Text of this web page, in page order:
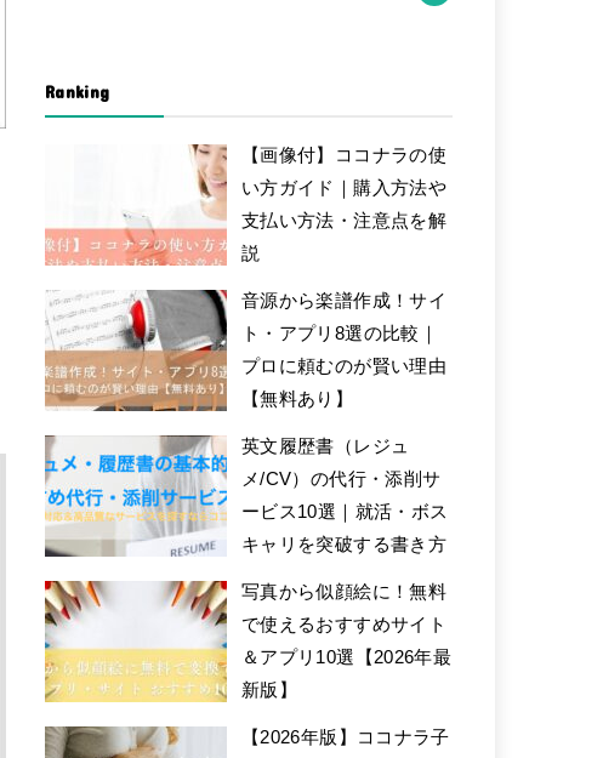
Ranking
【画像付】ココナラの使
い方ガイド｜購入方法や
支払い方法・注意点を解
説
音源から楽譜作成！サイ
ト・アプリ8選の比較｜
プロに頼むのが賢い理由
【無料あり】
英文履歴書（レジュ
メ/CV）の代行・添削サ
ービス10選｜就活・ボス
キャリを突破する書き方
写真から似顔絵に！無料
で使えるおすすめサイト
＆アプリ10選【2026年最
新版】
【2026年版】ココナラ子